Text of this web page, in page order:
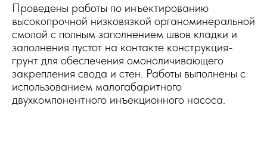
Проведены работы по инъектированию
высокопрочной низковязкой органоминеральной
смолой с полным заполнением швов кладки и
заполнения пустот на контакте конструкция-
грунт для обеспечения омоноличивающего
закрепления свода и стен. Работы выполнены с
использованием малогабаритного
двухкомпонентного инъекционного насоса.